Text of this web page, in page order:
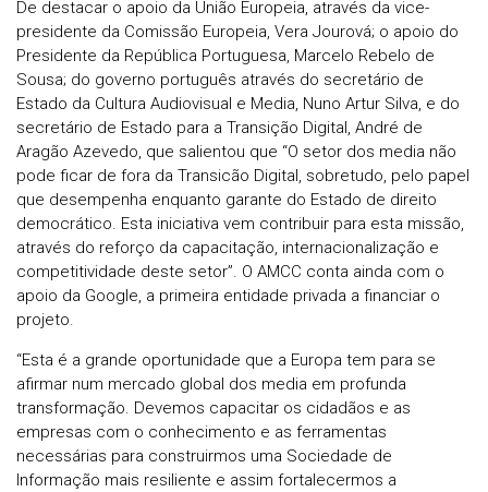
De destacar o apoio da União Europeia, através da vice-
presidente da Comissão Europeia, Vera Jourová; o apoio do
Presidente da República Portuguesa, Marcelo Rebelo de
Sousa; do governo português através do secretário de
Estado da Cultura Audiovisual e Media, Nuno Artur Silva, e do
secretário de Estado para a Transição Digital, André de
Aragão Azevedo, que salientou que “O setor dos media não
pode ficar de fora da Transicão Digital, sobretudo, pelo papel
que desempenha enquanto garante do Estado de direito
democrático. Esta iniciativa vem contribuir para esta missão,
através do reforço da capacitação, internacionalização e
competitividade deste setor”. O AMCC conta ainda com o
apoio da Google, a primeira entidade privada a financiar o
projeto.
“Esta é a grande oportunidade que a Europa tem para se
afirmar num mercado global dos media em profunda
transformação. Devemos capacitar os cidadãos e as
empresas com o conhecimento e as ferramentas
necessárias para construirmos uma Sociedade de
Informação mais resiliente e assim fortalecermos a